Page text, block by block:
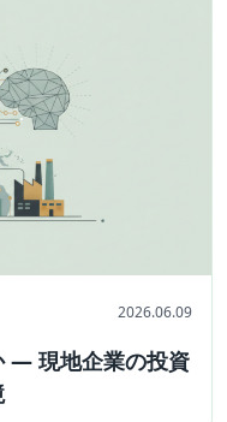
2026.06.09
― 現地企業の投資